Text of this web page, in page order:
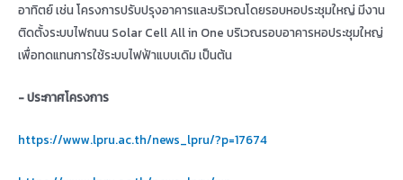
อาทิตย์ เช่น โครงการปรับปรุงอาคารและบริเวณโดยรอบหอประชุมใหญ่ มีงาน
ติดตั้งระบบไฟถนน Solar Cell All in One บริเวณรอบอาคารหอประชุมใหญ่
เพื่อทดแทนการใช้ระบบไฟฟ้าแบบเดิม เป็นต้น
- ประกาศโครงการ
https://www.lpru.ac.th/news_lpru/?p=17674